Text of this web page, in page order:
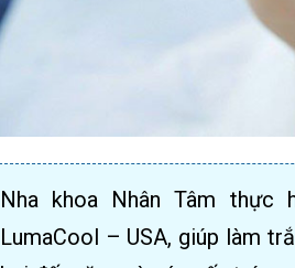
Nha khoa Nhân Tâm thực
LumaCool – USA, giúp làm